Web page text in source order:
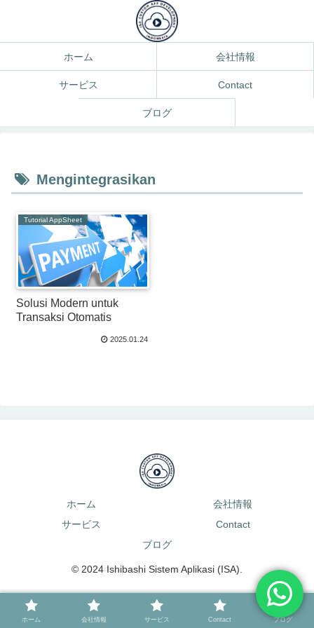
ホーム 会社情報
サービス Contact
ブログ
Mengintegrasikan
Tutorial AppSheet
Solusi Modern untuk
Transaksi Otomatis
2025.01.24
ホーム
会社情報
サービス
Contact
ブログ
© 2024 Ishibashi Sistem Aplikasi (ISA).
ホーム 会社情報 サービス Contact ブログ